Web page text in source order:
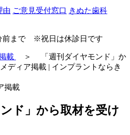
由 ご意見受付窓口 きぬた歯科
前まで ※祝日は休診日です
載 ＞
「週刊ダイヤモンド」か
ディア掲載 | インプラントならき
掲載
ド」から取材を受け